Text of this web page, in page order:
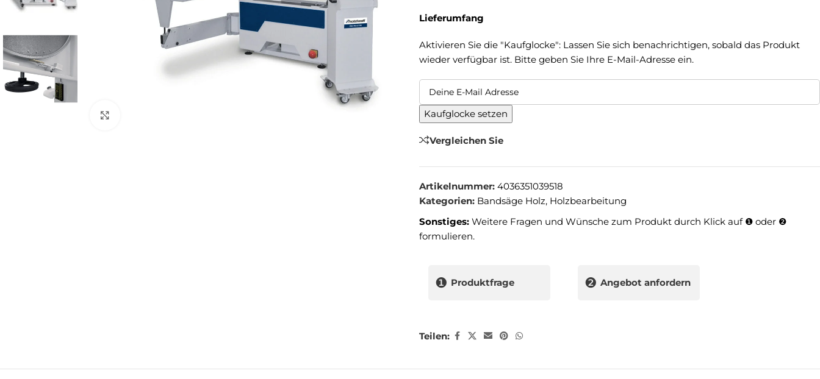
Lieferumfang
Aktivieren Sie die "Kaufglocke": Lassen Sie sich benachrichtigen, sobald das Produkt
wieder verfügbar ist. Bitte geben Sie Ihre E-Mail-Adresse ein.
Kaufglocke setzen
Vergleichen Sie
Artikelnummer: 4036351039518
Kategorien: Bandsäge Holz, Holzbearbeitung
Sonstiges: Weitere Fragen und Wünsche zum Produkt durch Klick auf ❶ oder ❷
formulieren.
❶ Produktfrage ❷ Angebot anfordern
Teilen: